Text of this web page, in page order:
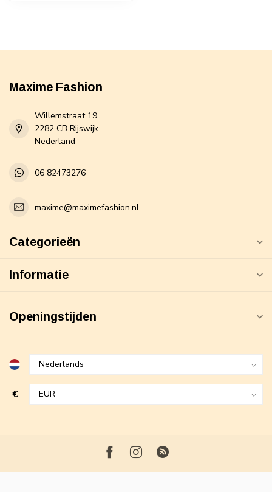
Maxime Fashion
Willemstraat 19
2282 CB Rijswijk
Nederland
06 82473276
maxime@maximefashion.nl
Categorieën
Informatie
Openingstijden
€